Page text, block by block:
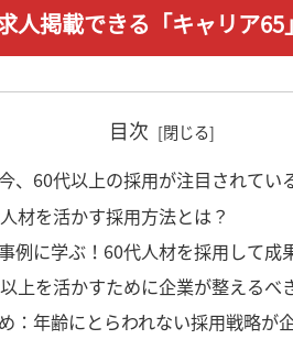
人掲載できる「キャリア65
目次
、60代以上の採用が注目されてい
材を活かす採用方法とは？
例に学ぶ！60代人材を採用して成
上を活かすために企業が整えるべ
：年齢にとらわれない採用戦略が